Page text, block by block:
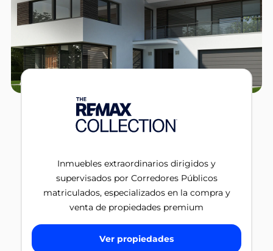
Inmuebles extraordinarios dirigidos y
supervisados por Corredores Públicos
matriculados, especializados en la compra y
venta de propiedades premium
Ver propiedades